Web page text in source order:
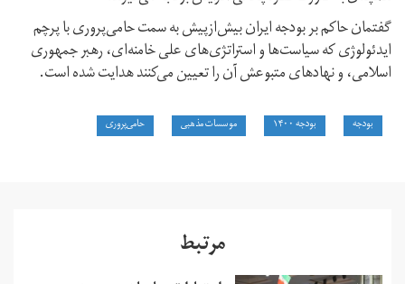
گفتمان حاکم بر بودجه ایران بیش‌ازپیش به سمت حامی‌پروری با پرچم
ایدئولوژی که سیاست‌ها و استراتژی‌های علی خامنه‌ای،‌ رهبر جمهوری
اسلامی، و نهادهای متبوعش آن را تعیین می‌کنند هدایت شده است.
بودجه بودجه ۱۴۰۰ موسسات مذهبی حامی‌پروری
مرتبط